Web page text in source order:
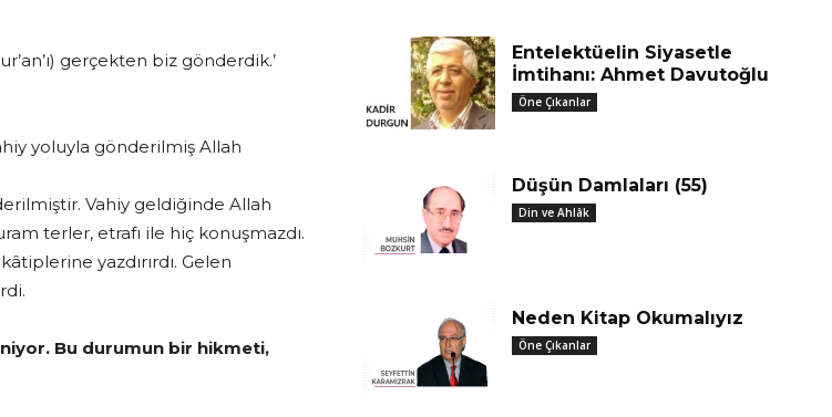
gerçekten biz gönderdik.’
yoluyla gönderilmiş Allah
Vahiy geldiğinde Allah
terler, etrafı ile hiç konuşmazdı.
yazdırırdı. Gelen
Bu durumun bir hikmeti,
Entelektüelin Siyasetle
İmtihanı: Ahmet Davutoğlu
Öne Çıkanlar
Düşün Damlaları (55)
Din ve Ahlâk
Neden Kitap Okumalıyız
Öne Çıkanlar